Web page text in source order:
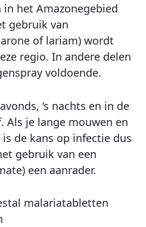
het Amazonegebied
gebruik van
of lariam) wordt
regio. In andere delen
voldoende.
‘s nachts en in de
Als je lange mouwen en
de kans op infectie dus
gebruik van een
een aanrader.
malariatabletten